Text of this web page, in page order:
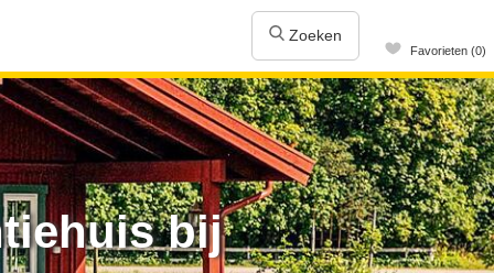
Zoeken
Favorieten (0)
bij